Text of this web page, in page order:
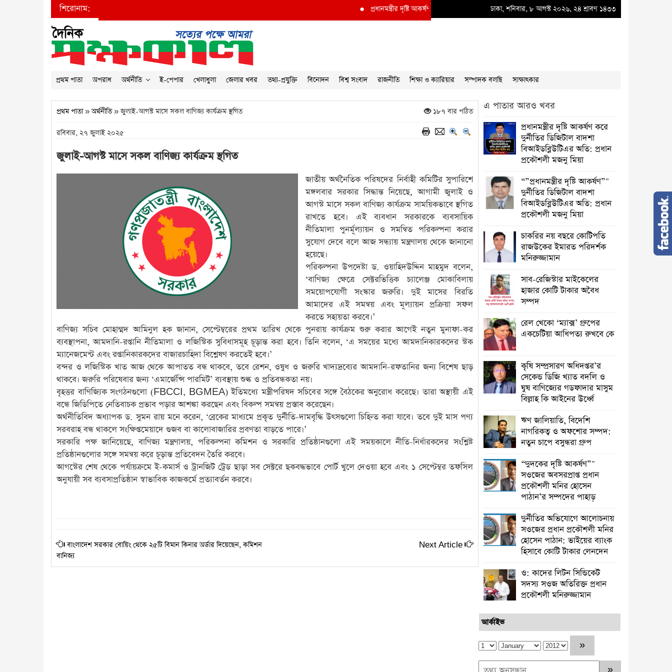
শিরোনাম: প্রধানমন্ত্রীর দৃষ্টি আকর্ষণ করে দুর্নীতির ডিজিটাল বাদশা বিআইডব্লিউটিএর অতি: প্রধান প্রকৌশলী মজনু মিয়া●
ঢাকা, শনিবার, ৮ আগস্ট ২০২৬, ২৪ শ্রাবণ ১৪৩৩
প্রথম পাতা অপরাধ অর্থনীতি ই-পেপার খেলাধুলা জেলার খবর তথ্য-প্রযুক্তি বিনোদন বিশ্ব সংবাদ রাজনীতি শিক্ষা ও ক্যারিয়ার সম্পাদক বলছি সাক্ষাৎকার
প্রথম পাতা»অর্থনীতি» জুলাই-আগস্ট মাসে সকল বাণিজ্য কার্যক্রম স্থগিত ১৮৭ বার পঠিত
রবিবার, ২৭ জুলাই ২০২৫
জুলাই-আগস্ট মাসে সকল বাণিজ্য কার্যক্রম স্থগিত
জাতীয় অর্থনৈতিক পরিষদের নির্বাহী কমিটির সুপারিশে
মঙ্গলবার সরকার সিদ্ধান্ত নিয়েছে, আগামী জুলাই ও
আগস্ট মাসে সকল বাণিজ্য কার্যক্রম সাময়িকভাবে স্থগিত
রাখতে হবে। এই ব্যবধান সরকারকে ব্যবসায়িক
নীতিমালা পুনর্মূল্যায়ন ও সমন্বিত পরিকল্পনা করার
সুযোগ দেবে বলে আজ সন্ধ্যায় মন্ত্রণালয় থেকে জানানো
হয়েছে।
পরিকল্পনা উপদেষ্টা ড. ওয়াহিদউদ্দিন মাহমুদ বলেন,
‘বাণিজ্য ক্ষেত্রে সেক্টরভিত্তিক চ্যালেঞ্জ মোকাবিলায়
সময়োপযোগী সংস্কার জরুরি। দুই মাসের বিরতি
আমাদের এই সমন্বয় এবং মূল্যায়ন প্রক্রিয়া সফল
করতে সহায়তা করবে।’
বাণিজ্য সচিব মোহাম্মদ আমিনুল হক জানান, সেপ্টেম্বরের প্রথম তারিখ থেকে পুনরায় কার্যক্রম শুরু করার আগেই নতুন মুনাফা-কর
ব্যবস্থাপনা, আমদানি-রপ্তানি নীতিমালা ও লজিস্টিক সুবিধাসমূহ চূড়ান্ত করা হবে। তিনি বলেন, ‘এ সময়ের মধ্যে আমদানিকারকদের স্টক
ম্যানেজমেন্ট এবং রপ্তানিকারকদের বাজারচাহিদা বিশ্লেষণ করতেই হবে।’
বন্দর ও লজিস্টিক খাত আজ থেকে আপাতত বন্ধ থাকবে, তবে রেশন, ওষুধ ও জরুরি খাদ্যদ্রব্যের আমদানি-রফতানির জন্য বিশেষ ছাড়
থাকবে। জরুরি পরিষেবার জন্য ‘এমার্জেন্সি পারমিট’ ব্যবস্থায় শুল্ক ও প্রতিবন্ধকতা নয়।
বৃহত্তর বাণিজ্যিক সংগঠনগুলো (FBCCI, BGMEA) ইতিমধ্যে মন্ত্রীপরিষদ সচিবের সঙ্গে বৈঠকের অনুরোধ করেছে। তারা অস্থায়ী এই
বন্ধে জিডিপিতে নেতিবাচক প্রভাব পড়ার আশঙ্কা করছেন এবং বিকল্প সমন্বয় প্রস্তাব করেছেন।
অর্থনীতিবিদ অধ্যাপক ড. সুমন রায় মনে করেন, ‘ব্রেকের মাধ্যমে প্রকৃত দুর্নীতি-দামবৃদ্ধি উৎসগুলো চিহ্নিত করা যাবে। তবে দুই মাস পণ্য
সরবরাহ বন্ধ থাকলে সংক্ষিপ্তমেয়াদে গুজব বা কালোবাজারির প্রবণতা বাড়তে পারে।’
সরকারি পক্ষ জানিয়েছে, বাণিজ্য মন্ত্রণালয়, পরিকল্পনা কমিশন ও সরকারি প্রতিষ্ঠানগুলো এই সময়কালে নীতি-নির্ধারকদের সংশ্লিষ্ট
প্রতিষ্ঠানগুলোর সঙ্গে সমন্বয় করে চূড়ান্ত প্রতিবেদন তৈরি করবে।
আগস্টের শেষ থেকে পর্যায়ক্রমে ই-কমার্স ও ট্রানজিট ট্রেড ছাড়া সব সেক্টরে ছকবদ্ধভাবে পোর্ট খুলে দেওয়া হবে এবং ১ সেপ্টেম্বর তফসিল
অনুযায়ী সব ব্যবসাপ্রতিষ্ঠান স্বাভাবিক কাজকর্মে প্রত্যাবর্তন করবে।
বাংলাদেশ সরকার বোয়িং থেকে ২৫টি বিমান কিনার অর্ডার দিয়েছেন, কমিশন
বানিজ্য
Next Article
এ পাতার আরও খবর
প্রধানমন্ত্রীর দৃষ্টি আকর্ষণ করে
দুর্নীতির ডিজিটাল বাদশা
বিআইডব্লিউটিএর অতি: প্রধান
প্রকৌশলী মজনু মিয়া
“”প্রধানমন্ত্রীর দৃষ্টি আকর্ষণ”"
দুর্নীতির ডিজিটাল বাদশা
বিআইডব্লিউটিএর অতি: প্রধান
প্রকৌশলী মজনু মিয়া
চাকরির নয় বছরে কোটিপতি
রাজউকের ইমারত পরিদর্শক
মনিরুজ্জামান
সাব-রেজিস্টার মাইকেলের
হাজার কোটি টাকার অবৈধ
সম্পদ
রেল খেকো ‘ম্যাক্স’ গ্রুপের
একচেটিয়া আধিপত্য রুখবে কে
কৃষি সম্প্রসারণ অধিদপ্তর’র
সেকেন্ড ডিজি খ্যাত বদলি ও
ঘুষ বাণিজ্যের গডফাদার মাসুম
বিল্লাহ কি আইনের উর্ধ্বে
ঋণ জালিয়াতি, বিদেশি
নাগরিকত্ব ও অফশোর সম্পদ:
নতুন চাপে বসুন্ধরা গ্রুপ
“দুদকের দৃষ্টি আকর্ষণ”"
সওজের অবসরপ্রাপ্ত প্রধান
প্রকৌশলী মনির হোসেন
পাঠান’র সম্পদের পাহাড়
দুর্নীতির অভিযোগে আলোচনায়
সওজের প্রধান প্রকৌশলী মনির
হোসেন পাঠান: ভাইয়ের ব্যাংক
হিসাবে কোটি টাকার লেনদেন
ও: কাদের লিটন সিন্ডিকেট
সদস্য সওজ অতিরিক্ত প্রধান
প্রকৌশলী মনিরুজ্জামান
আর্কাইভ